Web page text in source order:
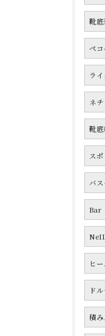
靴
ペコ
ラ
ネ
靴
ス
バ
Bar
ヒ
ド
積